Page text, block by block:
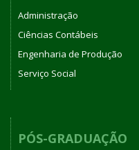
Administração
Ciências Contábeis
Engenharia de Produção
Serviço Social
PÓS-GRADUAÇÃO